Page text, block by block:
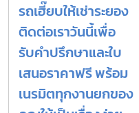
รถเฮี๊ยบให้เช่าระยอง
ติดต่อเราวันนี้เพื่อ
รับคำปรึกษาและใบ
เสนอราคาฟรี พร้อม
เนรมิตทุกงานยกของ